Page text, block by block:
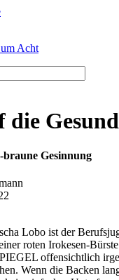
Acht
die
Gesinnung
Lobo ist der
roten Irokesen-
offensichtlich
Wenn die Backen